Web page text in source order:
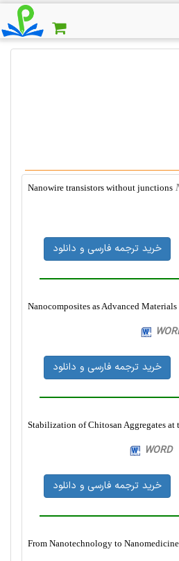
Nanowire transistors without junctions
خرید ترجمه فارسی و دانلود
Nanocomposites as Advanced
خرید ترجمه فارسی و دانلود
Stabilization of Chitosan Aggregates
خرید ترجمه فارسی و دانلود
From Nanotechnology to